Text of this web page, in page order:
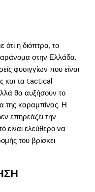
η διόπτρα, το
στην Ελλάδα.
φυσιγγίων που είναι
και τα tactical
θα αυξήσουν το
της καραμπίνας. Η
επηρεάζει την
είναι ελεύθερο να
του βρίσκει